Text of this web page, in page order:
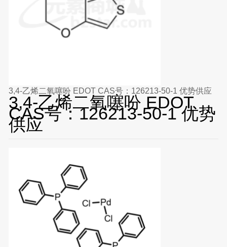
3,4-乙烯二氧噻吩 EDOT CAS号：126213-50-1 优势供应
3,4-乙烯二氧噻吩 EDOT
CAS号：126213-50-1 优势
供应